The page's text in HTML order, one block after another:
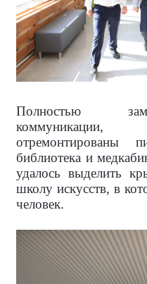
Полностью
отремонтированы
библиотека и
удалось выделить
школу искусств, в
человек.